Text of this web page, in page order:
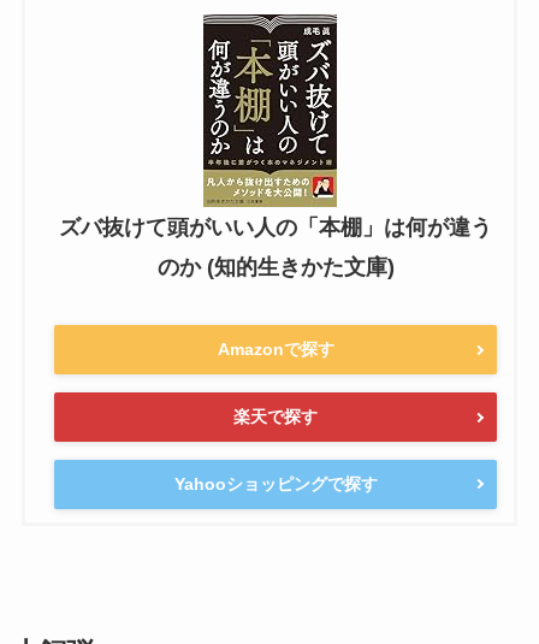
ズバ抜けて頭がいい人の「本棚」は何が違う
のか (知的生きかた文庫)
Amazonで探す
楽天で探す
Yahooショッピングで探す